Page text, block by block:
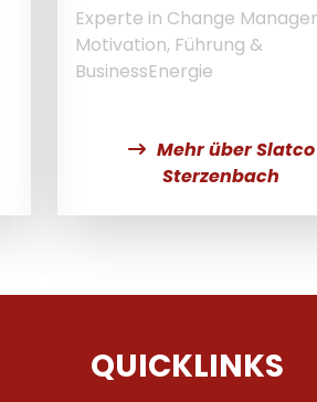
Experte in Change
Motivation, Führung &
BusinessEnergie
Mehr über Slatco
Sterzenbach
QUICKLINKS